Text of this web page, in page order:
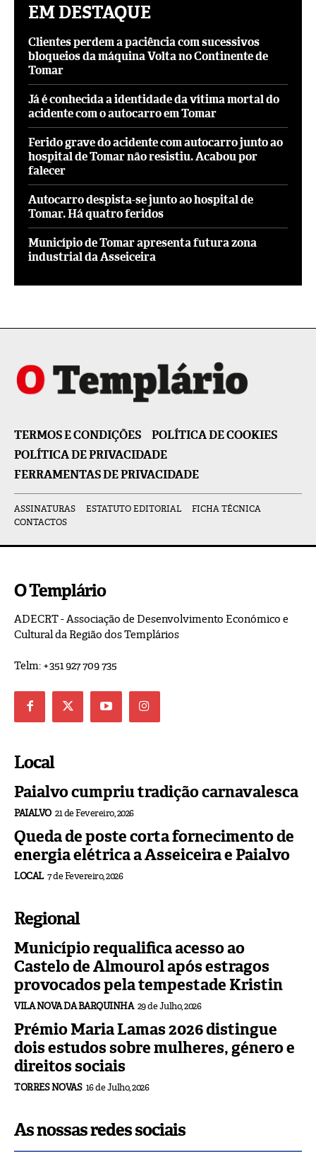
EM DESTAQUE
Clientes perdem a paciência com sucessivos
bloqueios da máquina Volta no Continente de
Tomar
Já é conhecida a identidade da vítima mortal do
acidente com o autocarro em Tomar
Ferido grave do acidente com autocarro junto ao
hospital de Tomar não resistiu. Acabou por
falecer
Autocarro despista-se junto ao hospital de
Tomar. Há quatro feridos
Município de Tomar apresenta futura zona
industrial da Asseiceira
TERMOS E CONDIÇÕES
POLÍTICA DE COOKIES
POLÍTICA DE PRIVACIDADE
FERRAMENTAS DE PRIVACIDADE
ASSINATURAS ESTATUTO EDITORIAL
FICHA TÉCNICA
CONTACTOS
O Templário
ADECRT - Associação de Desenvolvimento Económico e
Cultural da Região dos Templários
Telm: +351 927 709 735
Local
Paialvo cumpriu tradição carnavalesca
PAIALVO 21 de Fevereiro, 2026
Queda de poste corta fornecimento de
energia elétrica a Asseiceira e Paialvo
LOCAL 7 de Fevereiro, 2026
Regional
Município requalifica acesso ao
Castelo de Almourol após estragos
provocados pela tempestade Kristin
VILA NOVA DA BARQUINHA 29 de Julho, 2026
Prémio Maria Lamas 2026 distingue
dois estudos sobre mulheres, género e
direitos sociais
TORRES NOVAS 16 de Julho, 2026
As nossas redes sociais